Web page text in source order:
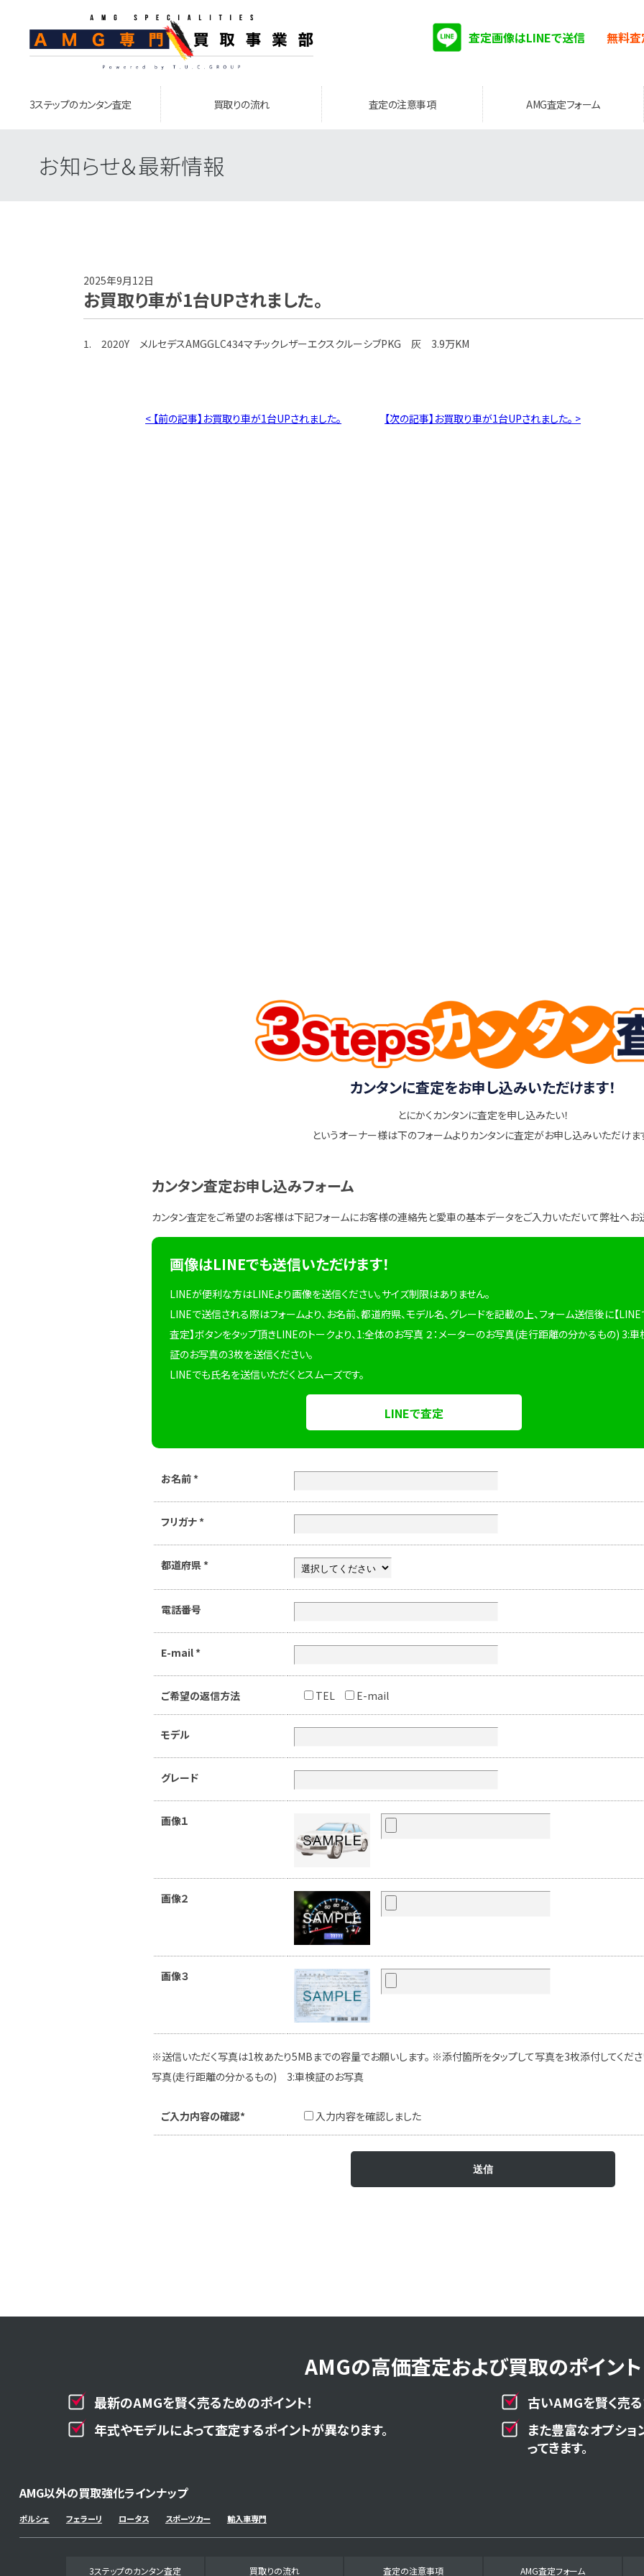
査定画像はLINEで送信 無料査
3ステップのカンタン査定 買取りの流れ 査定の注意事項 AMG査定フォーム
お知らせ＆最新情報
2025年9月12日
お買取り車が1台UPされました。
1. 2020Y メルセデスAMGGLC434マチックレザーエクスクルーシブPKG 灰 3.9万KM
< 【前の記事】お買取り車が1台UPされました。 【次の記事】お買取り車が1台UPされました。 >
カンタンに査定をお申し込みいただけます！
とにかくカンタンに査定を申し込みたい！
というオーナー様は下のフォームよりカンタンに査定がお申し込みいただけま
カンタン査定お申し込みフォーム
カンタン査定をご希望のお客様は下記フォームにお客様の連絡先と愛車の基本データをご入力いただいて弊社へお
画像はLINEでも送信いただけます！
LINEが便利な方はLINEより画像を送信ください。サイズ制限はありません。
LINEで送信される際はフォームより、お名前、都道府県、モデル名、グレードを記載の上、フォーム送信後に【LINE
査定】ボタンをタップ頂きLINEのトークより、1:全体のお写真 ２：メーターのお写真(走行距離の分かるもの) 3:車
証のお写真の3枚を送信ください。
LINEでも氏名を送信いただくとスムーズです。
LINEで査定
お名前 *
フリガナ *
都道府県 *
電話番号
E-mail *
ご希望の返信方法 TEL E-mail
モデル
グレード
画像１
画像２
画像３
※送信いただく写真は1枚あたり5MBまでの容量でお願いします。 ※添付箇所をタップして写真を3枚添付してくだ
写真(走行距離の分かるもの) 3:車検証のお写真
ご入力内容の確認* 入力内容を確認しました
AMGの高価査定および買取のポイント
最新のAMGを賢く売るためのポイント！
古いAMGを賢く売
年式やモデルによって査定するポイントが異なります。
また豊富なオプシ
ってきます。
AMG以外の買取強化ラインナップ
ポルシェ フェラーリ ロータス スポーツカー 輸入車専門
3ステップのカンタン査定 買取りの流れ 査定の注意事項 AMG査定フォーム